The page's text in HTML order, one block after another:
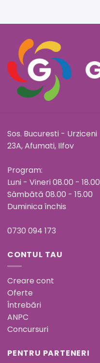
Sos. Bucuresti - Urziceni
23A, Afumati, Ilfov
Program:
Luni - Vineri 08.00 - 18.00
Sâmbătă 08.00 - 15.00
Duminica închis
0730 094 173
CONTUL TAU
Creare cont
Oferte
Întrebări
ANPC
Concursuri
PENTRU PARTENERI